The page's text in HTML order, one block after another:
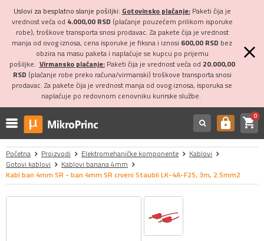
Uslovi za besplatno slanje pošiljki: Gotovinsko plaćanje:Paketi čija je
vrednost veća od 4.000,00 RSD (plaćanje pouzećem prilikom isporuke
robe), troškove transporta snosi prodavac. Za pakete čija je vrednost
manja od ovog iznosa, cena isporuke je fiksna i iznosi 600,00 RSD bez
obzira na masu paketa i naplaćuje se kupcu po prijemu
pošiljke. Virmansko plaćanje:Paketi čija je vrednost veća od 20.000,00
RSD (plaćanje robe preko računa/virmanski) troškove transporta snosi
prodavac. Za pakete čija je vrednost manja od ovog iznosa, isporuka se
naplaćuje po redovnom cenovniku kurirske službe.
https shopping_cart0
Početna Proizvodi Elektromehaničke komponente
Kablovi
Gotovi kablovi
Kablovi banana 4mm
Kabl ban 4mm SR - ban 4mm SR crveni Staubli LK-4A-F25, 3m, 2.5mm2